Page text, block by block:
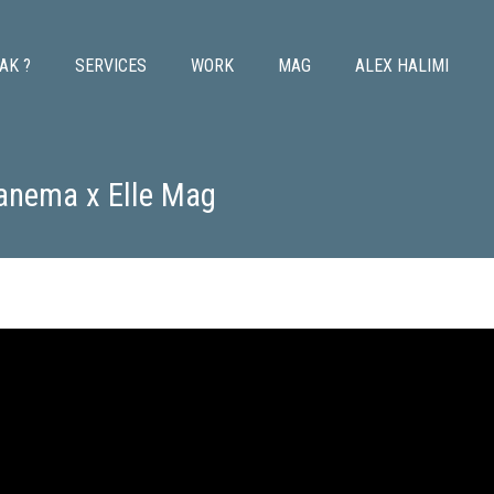
? SERVICES WORK MAG ALEX HALIMI
x Elle Mag